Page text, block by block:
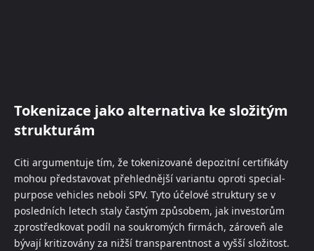
Tokenizace jako alternativa ke složitým
strukturám
Citi argumentuje tím, že tokenizované depozitní certifikáty
mohou představovat přehlednější variantu oproti special-
purpose vehicles neboli SPV. Tyto účelové struktury se v
posledních letech staly častým způsobem, jak investorům
zprostředkovat podíl na soukromých firmách, zároveň ale
bývají kritizovány za nižší transparentnost a vyšší složitost.